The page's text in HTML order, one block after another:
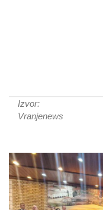
Izvor:
Vranjenews